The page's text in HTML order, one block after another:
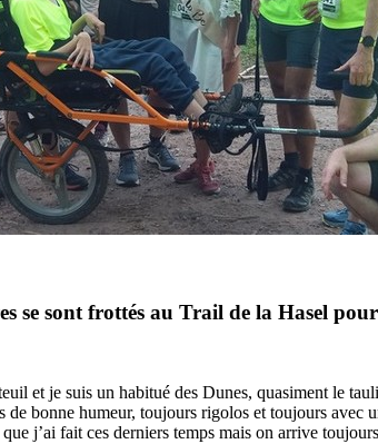
se sont frottés au Trail de la Hasel
et je suis un habitué des Dunes, quasiment le
bonne humeur, toujours rigolos et toujours avec
j’ai fait ces derniers temps mais on arrive